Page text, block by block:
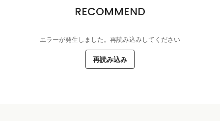
RECOMMEND
エラーが発生しました。再読み込みしてください
再読み込み